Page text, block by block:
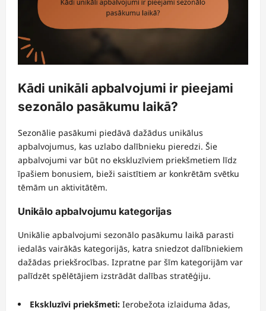
Kādi unikāli apbalvojumi ir pieejami
sezonālo pasākumu laikā?
Sezonālie pasākumi piedāvā dažādus unikālus
apbalvojumus, kas uzlabo dalībnieku pieredzi. Šie
apbalvojumi var būt no ekskluzīviem priekšmetiem līdz
īpašiem bonusiem, bieži saistītiem ar konkrētām svētku
tēmām un aktivitātēm.
Unikālo apbalvojumu kategorijas
Unikālie apbalvojumi sezonālo pasākumu laikā parasti
iedalās vairākās kategorijās, katra sniedzot dalībniekiem
dažādas priekšrocības. Izpratne par šīm kategorijām var
palīdzēt spēlētājiem izstrādāt dalības stratēģiju.
Ekskluzīvi priekšmeti: Ierobežota izlaiduma ādas,